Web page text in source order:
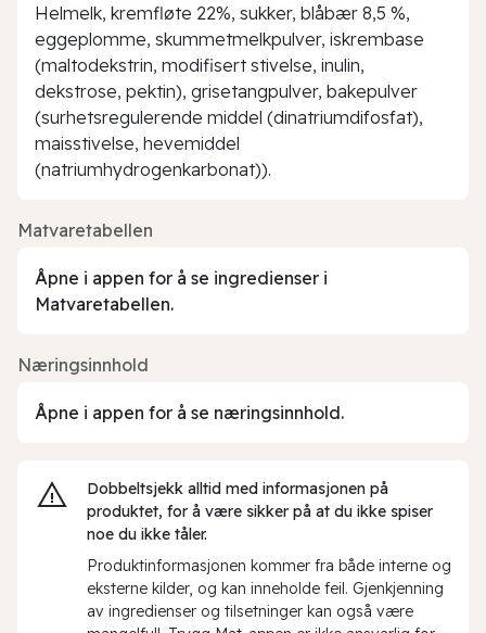
Helmelk, kremfløte 22%, sukker, blåbær 8,5 %,
eggeplomme, skummetmelkpulver, iskrembase
(maltodekstrin, modifisert stivelse, inulin,
dekstrose, pektin), grisetangpulver, bakepulver
(surhetsregulerende middel (dinatriumdifosfat),
maisstivelse, hevemiddel
(natriumhydrogenkarbonat)).
Matvaretabellen
Åpne i appen for å se ingredienser i
Matvaretabellen.
Næringsinnhold
Åpne i appen for å se næringsinnhold.
Dobbeltsjekk alltid med informasjonen på
produktet, for å være sikker på at du ikke spiser
noe du ikke tåler.
Produktinformasjonen kommer fra både interne og
eksterne kilder, og kan inneholde feil. Gjenkjenning
av ingredienser og tilsetninger kan også være